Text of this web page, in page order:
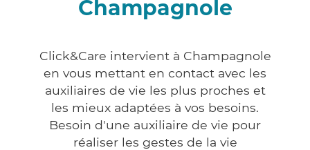
Champagnole
Click&Care intervient à Champagnole
en vous mettant en contact avec les
auxiliaires de vie les plus proches et
les mieux adaptées à vos besoins.
Besoin d'une auxiliaire de vie pour
réaliser les gestes de la vie